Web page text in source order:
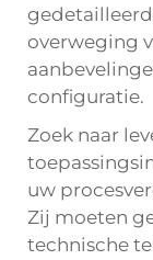
overweging
configuratie.
Zoek naar
uw
Zij moeten
technische